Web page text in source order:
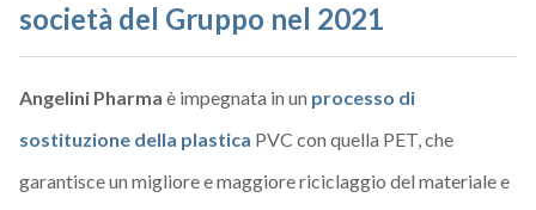
società del Gruppo nel 2021
Angelini Pharma è impegnata in un processo di
sostituzione della plastica PVC con quella PET, che
garantisce un migliore e maggiore riciclaggio del materiale e